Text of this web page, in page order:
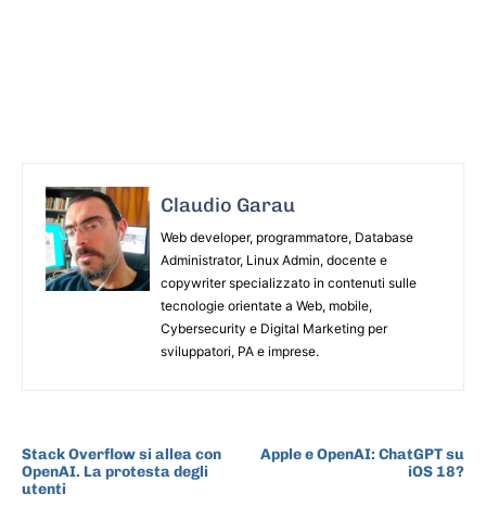
Claudio Garau
Web developer, programmatore, Database
Administrator, Linux Admin, docente e
copywriter specializzato in contenuti sulle
tecnologie orientate a Web, mobile,
Cybersecurity e Digital Marketing per
sviluppatori, PA e imprese.
Stack Overflow si allea con
OpenAI. La protesta degli
utenti
Apple e OpenAI: ChatGPT su
iOS 18?